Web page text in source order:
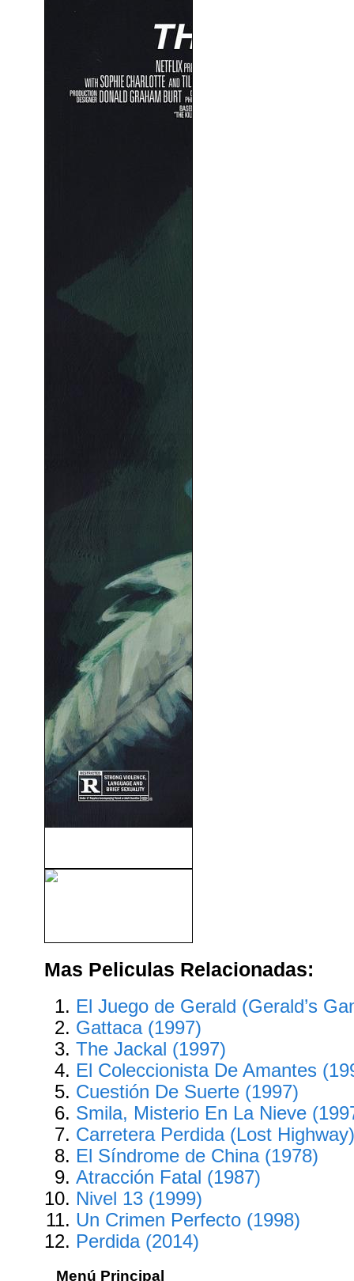
Mas Peliculas Relacionadas:
El Juego de Gerald (Gerald’s
Gattaca (1997)
The Jackal (1997)
El Coleccionista De Amantes
Cuestión De Suerte (1997)
Smila, Misterio En La Nieve
Carretera Perdida (Lost
El Síndrome de China (1978)
Atracción Fatal (1987)
Nivel 13 (1999)
Un Crimen Perfecto (1998)
Perdida (2014)
Menú Principal